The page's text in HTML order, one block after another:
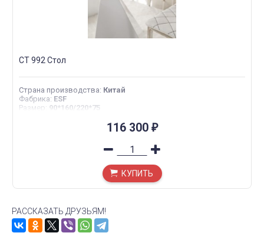
CT 992 Стол
Страна производства: Китай
Фабрика: ESF
Размер : 90*160/220*75
116 300 ₽
КУПИТЬ
РАССКАЗАТЬ ДРУЗЬЯМ!